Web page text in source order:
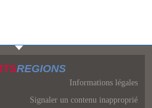
REGIONS
Informations légales
Signaler un contenu inapproprié